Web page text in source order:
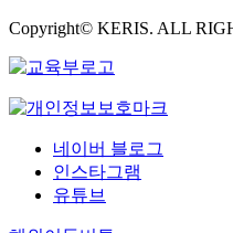
Copyright© KERIS. ALL
네이버 블로그
인스타그램
유튜브